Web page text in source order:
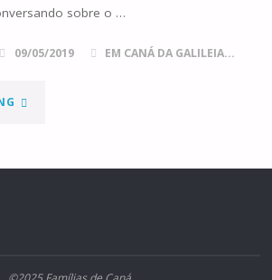
sobre o …
09/05/2019 EM CANÁ DA GALILEIA...
"BEBÉS